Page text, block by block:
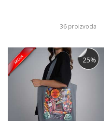
36 proizvoda
25%